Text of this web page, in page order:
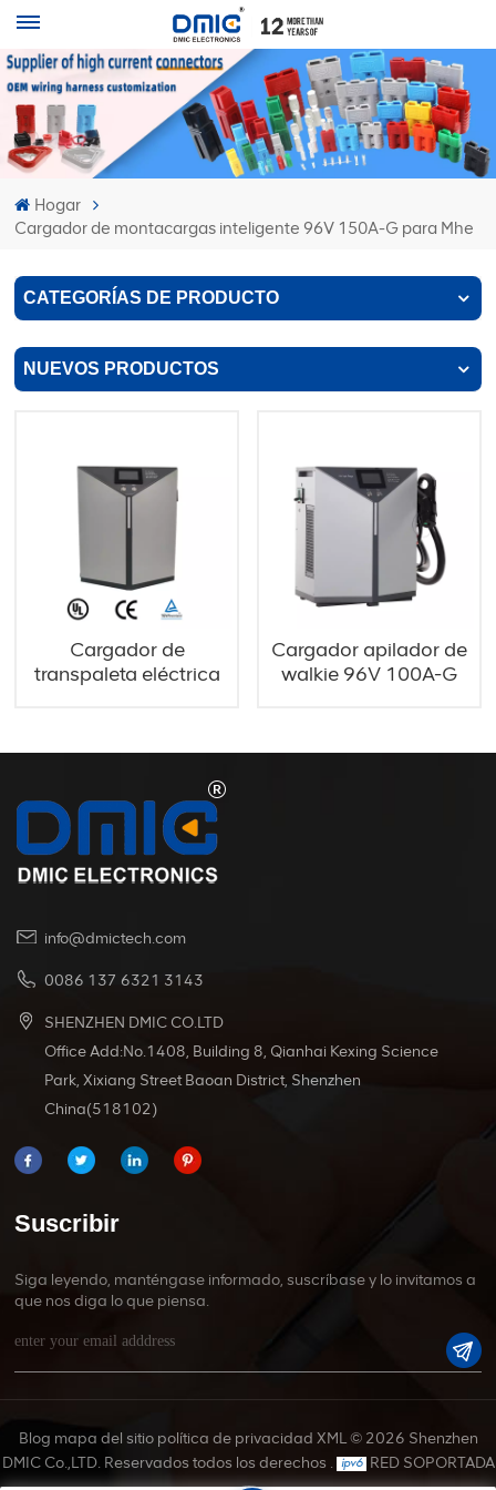
Hogar
Cargador de montacargas inteligente 96V 150A-G para Mhe
CATEGORÍAS DE PRODUCTO
NUEVOS PRODUCTOS
Cargador de
transpaleta eléctrica
Cargador apilador de
walkie 96V 100A-G
info@dmictech.com
0086 137 6321 3143
SHENZHEN DMIC CO.LTD
Office Add:No.1408, Building 8, Qianhai Kexing Science
Park, Xixiang Street Baoan District, Shenzhen
China(518102)
Suscribir
Siga leyendo, manténgase informado, suscríbase y lo invitamos a
que nos diga lo que piensa.
Blog mapa del sitio política de privacidad XML© 2026 Shenzhen
DMIC Co.,LTD. Reservados todos los derechos .
RED SOPORTADA